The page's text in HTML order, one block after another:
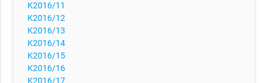
K2016/11
K2016/12
K2016/13
K2016/14
K2016/15
K2016/16
K2016/17